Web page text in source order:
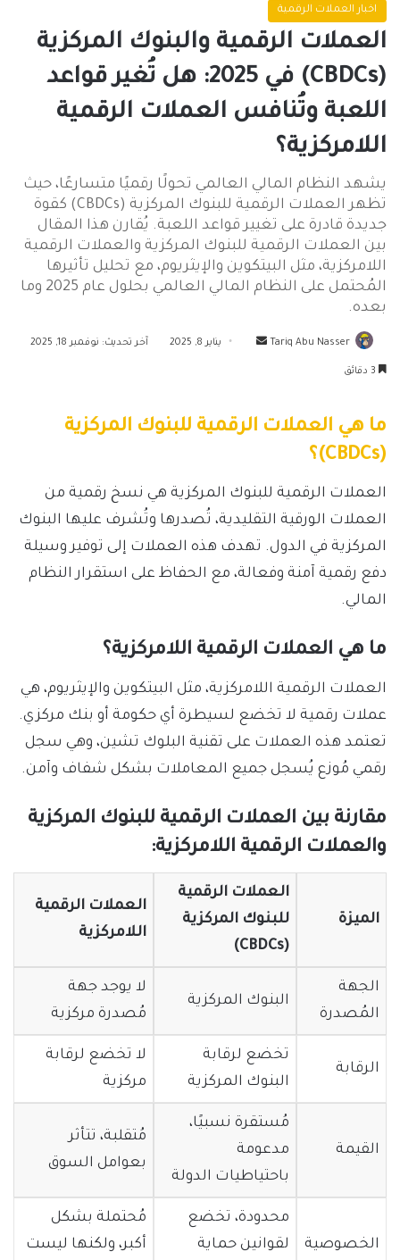
اخبار العملات الرقمية
العملات الرقمية والبنوك المركزية
(CBDCs) في 2025: هل تُغير قواعد
اللعبة وتُنافس العملات الرقمية
اللامركزية؟
يشهد النظام المالي العالمي تحولًا رقميًا متسارعًا، حيث
تظهر العملات الرقمية للبنوك المركزية (CBDCs) كقوة
جديدة قادرة على تغيير قواعد اللعبة. يُقارن هذا المقال
بين العملات الرقمية للبنوك المركزية والعملات الرقمية
اللامركزية، مثل البيتكوين والإيثريوم، مع تحليل تأثيرها
المُحتمل على النظام المالي العالمي بحلول عام 2025 وما
بعده.
Tariq Abu Nasser
أرسل
يناير 8, 2025 آخر تحديث: نوفمبر 18, 2025
ما هي العملات الرقمية للبنوك المركزية
(CBDCs)؟
العملات الرقمية للبنوك المركزية هي نسخ رقمية من
العملات الورقية التقليدية، تُصدرها وتُشرف عليها البنوك
المركزية في الدول. تهدف هذه العملات إلى توفير وسيلة
دفع رقمية آمنة وفعالة، مع الحفاظ على استقرار النظام
المالي.
ما هي العملات الرقمية اللامركزية؟
العملات الرقمية اللامركزية، مثل البيتكوين والإيثريوم، هي
عملات رقمية لا تخضع لسيطرة أي حكومة أو بنك مركزي.
تعتمد هذه العملات على تقنية البلوك تشين، وهي سجل
رقمي مُوزع يُسجل جميع المعاملات بشكل شفاف وآمن.
مقارنة بين العملات الرقمية للبنوك المركزية
والعملات الرقمية اللامركزية:
الميزة
العملات الرقمية
للبنوك المركزية
(CBDCs)
العملات الرقمية
اللامركزية
الجهة
المُصدرة
البنوك المركزية
لا يوجد جهة
مُصدرة مركزية
الرقابة
تخضع لرقابة
البنوك المركزية
لا تخضع لرقابة
مركزية
القيمة
مُستقرة نسبيًا،
مدعومة
باحتياطيات الدولة
مُتقلبة، تتأثر
بعوامل السوق
الخصوصية
محدودة، تخضع
لقوانين حماية
مُحتملة بشكل
أكبر، ولكنها ليست